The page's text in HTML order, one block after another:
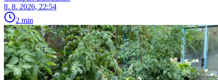
8. 8. 2026, 22:54
2 min